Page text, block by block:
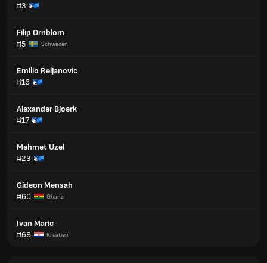
#3
Filip Ornblom
#5
Schweden
Emilio Reljanovic
#16
Alexander Bjoerk
#17
Mehmet Uzel
#23
Gideon Mensah
#60
Ghana
Ivan Maric
#69
Kroatien